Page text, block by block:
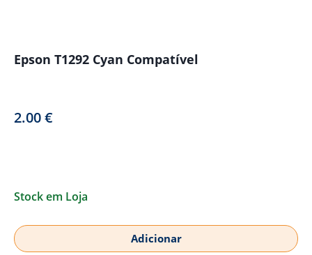
Epson T1292 Cyan Compatível
2.00€
Stock em Loja
Adicionar